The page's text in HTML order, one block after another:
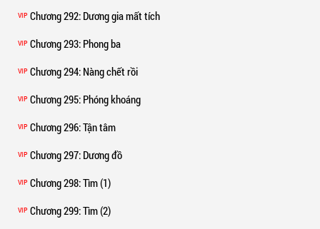
VIP Chương 292: Dương gia mất tích
VIP Chương 293: Phong ba
VIP Chương 294: Nàng chết rồi
VIP Chương 295: Phóng khoáng
VIP Chương 296: Tận tâm
VIP Chương 297: Dương đồ
VIP Chương 298: Tìm (1)
VIP Chương 299: Tìm (2)